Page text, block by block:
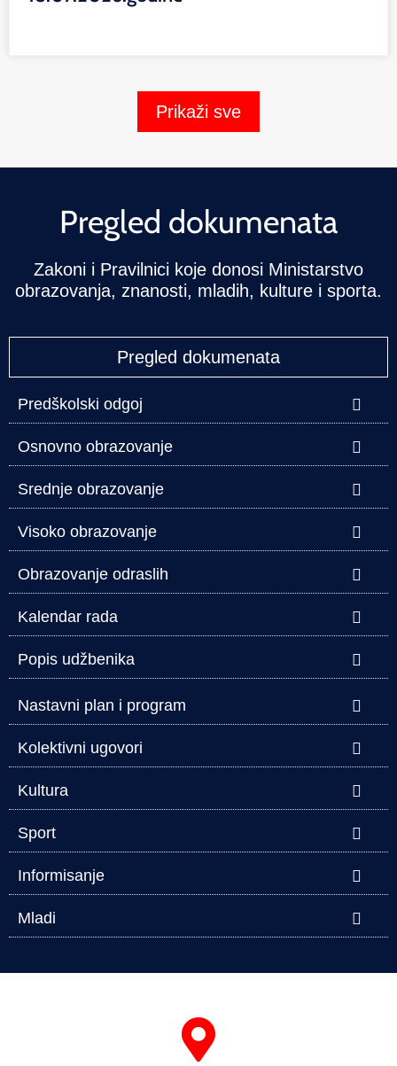
Prikaži sve
Pregled dokumenata
Zakoni i Pravilnici koje donosi Ministarstvo
obrazovanja, znanosti, mladih, kulture i sporta.
Pregled dokumenata
Predškolski odgoj
Osnovno obrazovanje
Srednje obrazovanje
Visoko obrazovanje
Obrazovanje odraslih
Kalendar rada
Popis udžbenika
Nastavni plan i program
Kolektivni ugovori
Kultura
Sport
Informisanje
Mladi